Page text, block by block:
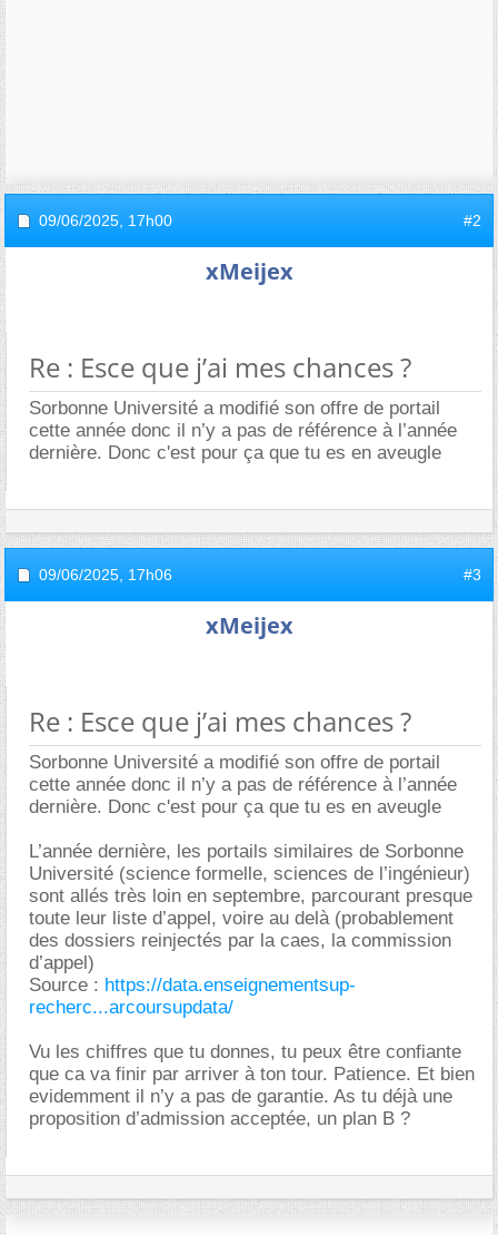
09/06/2025, 17h00 #2
xMeijex
Re : Esce que j’ai mes chances ?
Sorbonne Université a modifié son offre de portail
cette année donc il n’y a pas de référence à l’année
dernière. Donc c'est pour ça que tu es en aveugle
09/06/2025, 17h06 #3
xMeijex
Re : Esce que j’ai mes chances ?
Sorbonne Université a modifié son offre de portail
cette année donc il n’y a pas de référence à l’année
dernière. Donc c'est pour ça que tu es en aveugle
L’année dernière, les portails similaires de Sorbonne
Université (science formelle, sciences de l’ingénieur)
sont allés très loin en septembre, parcourant presque
toute leur liste d’appel, voire au delà (probablement
des dossiers reinjectés par la caes, la commission
d’appel)
Source : https://data.enseignementsup-
recherc...arcoursupdata/
Vu les chiffres que tu donnes, tu peux être confiante
que ca va finir par arriver à ton tour. Patience. Et bien
evidemment il n’y a pas de garantie. As tu déjà une
proposition d’admission acceptée, un plan B ?